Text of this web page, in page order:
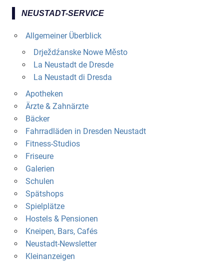
NEUSTADT-SERVICE
Allgemeiner Überblick
Drježdźanske Nowe Město
La Neustadt de Dresde
La Neustadt di Dresda
Apotheken
Ärzte & Zahnärzte
Bäcker
Fahrradläden in Dresden Neustadt
Fitness-Studios
Friseure
Galerien
Schulen
Spätshops
Spielplätze
Hostels & Pensionen
Kneipen, Bars, Cafés
Neustadt-Newsletter
Kleinanzeigen